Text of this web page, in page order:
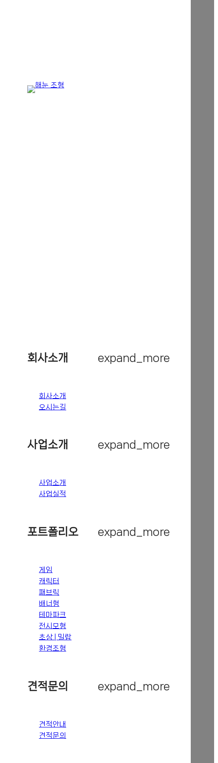
회사소개 expand_more
회사소개
오시는길
사업소개 expand_more
사업소개
사업실적
포트폴리오 expand_more
게임
캐릭터
패브릭
배너형
테마파크
전시모형
초상 | 밀랍
환경조형
견적문의 expand_more
견적안내
견적문의